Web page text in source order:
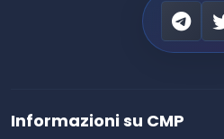
Informazioni su CMP